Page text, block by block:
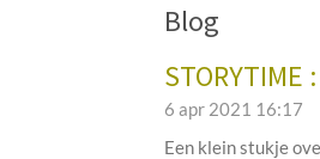
Blog
6 apr 2021 16:17
Een klein stukje